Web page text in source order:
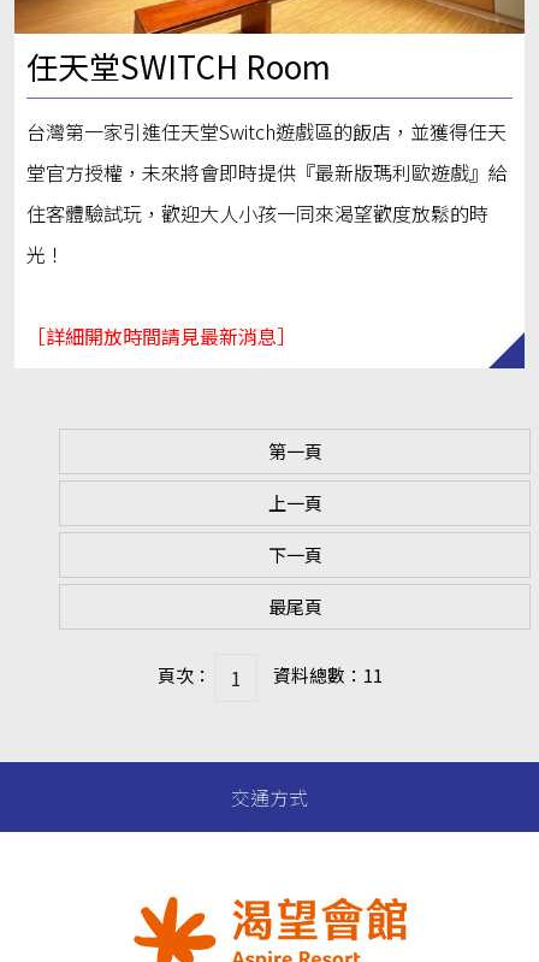
任天堂SWITCH Room
台灣第一家引進任天堂Switch遊戲區的飯店，並獲得任天
堂官方授權，未來將會即時提供『最新版瑪利歐遊戲』給
住客體驗試玩，歡迎大人小孩一同來渴望歡度放鬆的時
光！
［詳細開放時間請見最新消息］
第一頁
上一頁
下一頁
最尾頁
頁次： 資料總數：11
交通方式